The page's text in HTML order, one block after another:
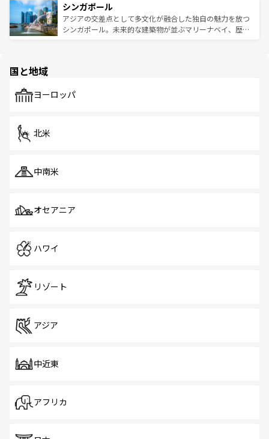
参照してほしい。
激する。気候は一年中温暖で、どの季節にも異なる楽しみ
が待っている。親しみやすいタイの人々、仏教を中心とし
た文化、そして多様な観光資源が、訪れる旅人を魅了し続
み、どこを訪れても感動するはず。観光スポットが密集し
ており、効率よく見どころを回れるのも魅力。息をのむよ
うな絶景から文化的な体験まで、香港を存分に楽しみ尽く
シンガポール
アジアの交差点として多文化が融合した独自の魅力を放つ
シンガポール。未来的な建築物が並ぶマリーナベイ、歴史
で、ホーカーズは地元の風情を楽しめる外せないスポット
国と地域
ヨーロッパ
北米
中南米
オセアニア
ハワイ
リゾート
アジア
中近東
アフリカ